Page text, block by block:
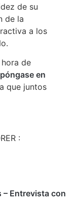
de su
de la
a los
de
en
que juntos
:
– Entrevista con